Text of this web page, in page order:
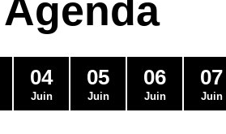
04
Juin
05
Juin
06
Juin
07
Juin